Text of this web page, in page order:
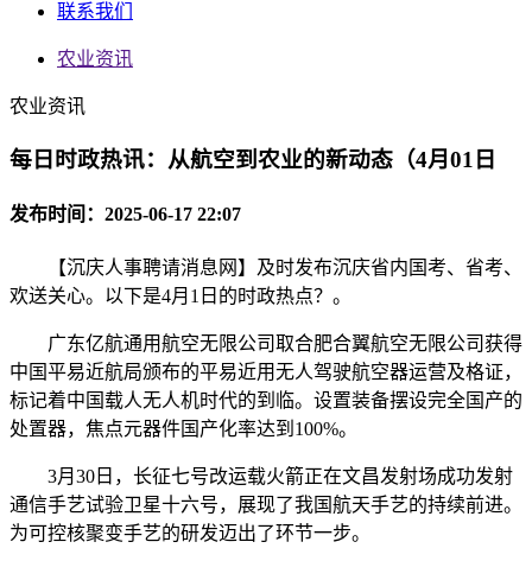
联系我们
农业资讯
农业资讯
每日时政热讯：从航空到农业的新动态（4月01日
发布时间：2025-06-17 22:07
【沉庆人事聘请消息网】及时发布沉庆省内国考、省考、
欢送关心。以下是4月1日的时政热点？。
广东亿航通用航空无限公司取合肥合翼航空无限公司获得
中国平易近航局颁布的平易近用无人驾驶航空器运营及格证，
标记着中国载人无人机时代的到临。设置装备摆设完全国产的
处置器，焦点元器件国产化率达到100%。
3月30日，长征七号改运载火箭正在文昌发射场成功发射
通信手艺试验卫星十六号，展现了我国航天手艺的持续前进。
为可控核聚变手艺的研发迈出了环节一步。